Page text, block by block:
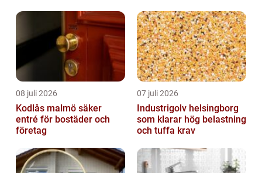
08 juli 2026
Kodlås malmö säker
entré för bostäder och
företag
07 juli 2026
Industrigolv helsingborg
som klarar hög belastning
och tuffa krav